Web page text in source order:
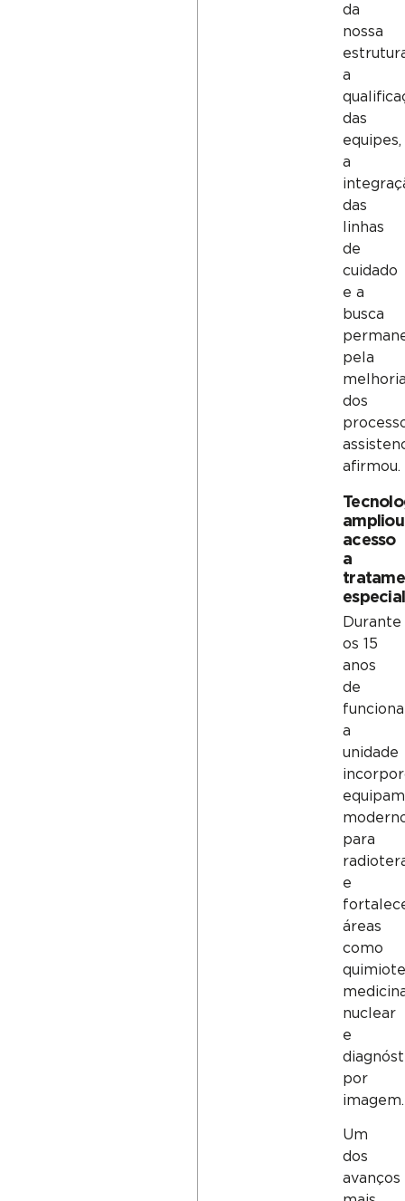
da
nossa
a
das
equipes,
a
das
linhas
de
cuidado
e a
busca
pela
dos
afirmou.
ampliou
acesso
a
Durante
os 15
anos
de
a
unidade
para
e
áreas
como
nuclear
e
por
imagem.
Um
dos
avanços